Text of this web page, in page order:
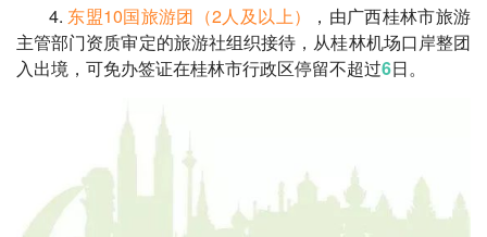
4. 东盟10国旅游团（2人及以上）
，由广西桂林市旅游
主管部门资质审定的旅游社组织接待，从桂林机场口岸整团
入出境，可免办签证在桂林市行政区停留不超过6日。